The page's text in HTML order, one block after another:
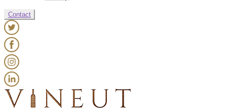
Contact